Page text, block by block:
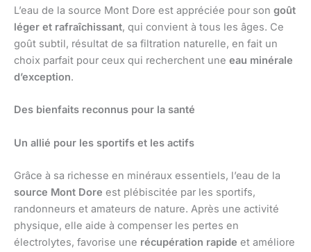
L’eau de la source Mont Dore est appréciée pour son goût
léger et rafraîchissant, qui convient à tous les âges. Ce
goût subtil, résultat de sa filtration naturelle, en fait un
choix parfait pour ceux qui recherchent une eau minérale
d’exception.
Des bienfaits reconnus pour la santé
Un allié pour les sportifs et les actifs
Grâce à sa richesse en minéraux essentiels, l’eau de la
source Mont Dore est plébiscitée par les sportifs,
randonneurs et amateurs de nature. Après une activité
physique, elle aide à compenser les pertes en
électrolytes, favorise une récupération rapide et améliore